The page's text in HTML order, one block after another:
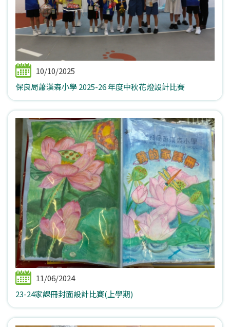
10/10/2025
保良局蕭漢森小學 2025-26 年度中秋花燈設計比賽
11/06/2024
23-24家課冊封面設計比賽(上學期)